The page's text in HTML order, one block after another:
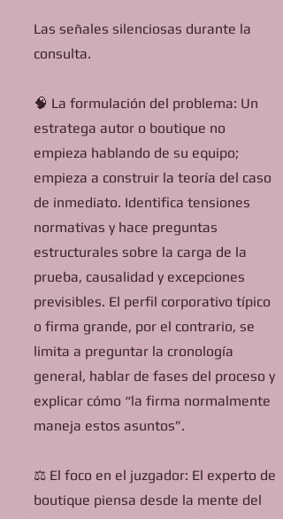
Las señales silenciosas durante la
consulta.
🧠 La formulación del problema: Un
estratega autor o boutique no
empieza hablando de su equipo;
empieza a construir la teoría del caso
de inmediato. Identifica tensiones
normativas y hace preguntas
estructurales sobre la carga de la
prueba, causalidad y excepciones
previsibles. El perfil corporativo típico
o firma grande, por el contrario, se
limita a preguntar la cronología
general, hablar de fases del proceso y
explicar cómo “la firma normalmente
maneja estos asuntos”.
⚖️ El foco en el juzgador: El experto de
boutique piensa desde la mente del